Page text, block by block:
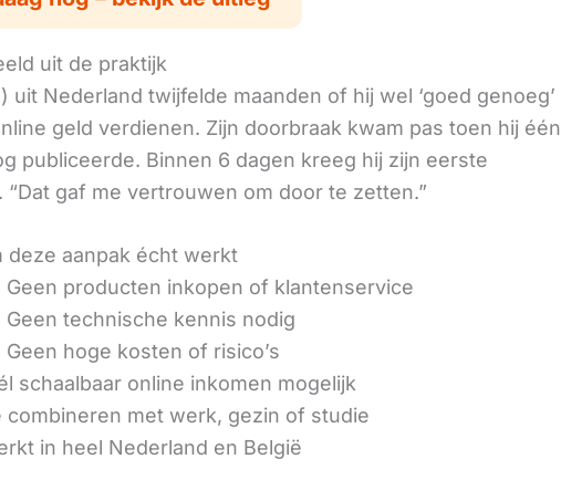
uit de praktijk
uit Nederland twijfelde maanden of hij wel ‘goed genoeg’
geld verdienen. Zijn doorbraak kwam pas toen hij één
publiceerde. Binnen 6 dagen kreeg hij zijn eerste
“Dat gaf me vertrouwen om door te zetten.”
deze aanpak écht werkt
Geen producten inkopen of klantenservice
Geen technische kennis nodig
Geen hoge kosten of risico’s
schaalbaar online inkomen mogelijk
combineren met werk, gezin of studie
in heel Nederland en België